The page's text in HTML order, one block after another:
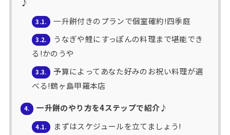
♪
3.1. 一升餅付きのプランで個室確約!四季庭
3.2.
うなぎや鯉にすっぽんの料理まで堪能でき
る!かのうや
3.3.
予算によってあなた好みのお祝い料理が選
べる!鶴ヶ島甲羅本店
4. 一升餅のやり方を4ステップで紹介♪
4.1. まずはスケジュールを立てましょう!